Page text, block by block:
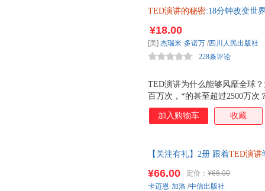
TED演讲的秘密:18分钟改变世
TED演讲为什么能够风靡全球
百万次，*的甚至超过2500万次
尔这样的商界、学界与政界精
竟是什么？ 全面解析TED演讲
的想法。而且，TED演讲的理
礼和其他特殊场合。 湛庐文化
228条评论
[美] 杰瑞米·多诺万 /四川人民出版社
加入购物车 收藏
¥18.00
【关注有礼】2册 跟着TED演讲
¥66.00 定价： ¥66.00
卡迈恩·加洛 /中信出版社